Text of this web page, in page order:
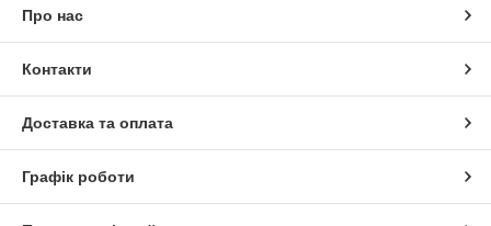
Про нас
Контакти
Доставка та оплата
Графік роботи